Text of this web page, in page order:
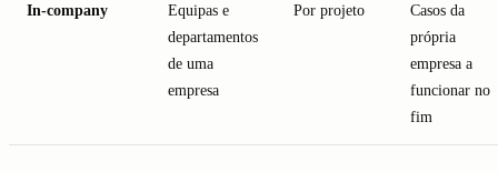
In-company
Equipas e
departamentos
de uma
empresa
Por projeto
Casos da
própria
empresa a
funcionar no
fim